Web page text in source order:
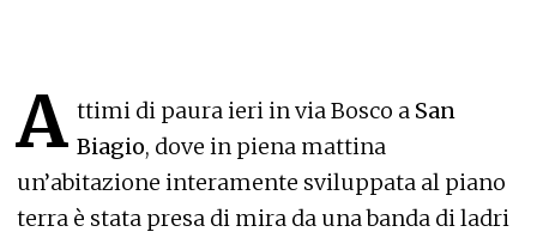
A ttimi di paura ieri in via Bosco a San
Biagio, dove in piena mattina
un’abitazione interamente sviluppata al piano
terra è stata presa di mira da una banda di ladri